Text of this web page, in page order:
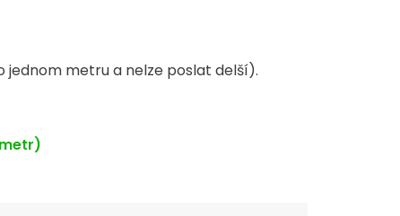
jednom metru a nelze poslat delší).